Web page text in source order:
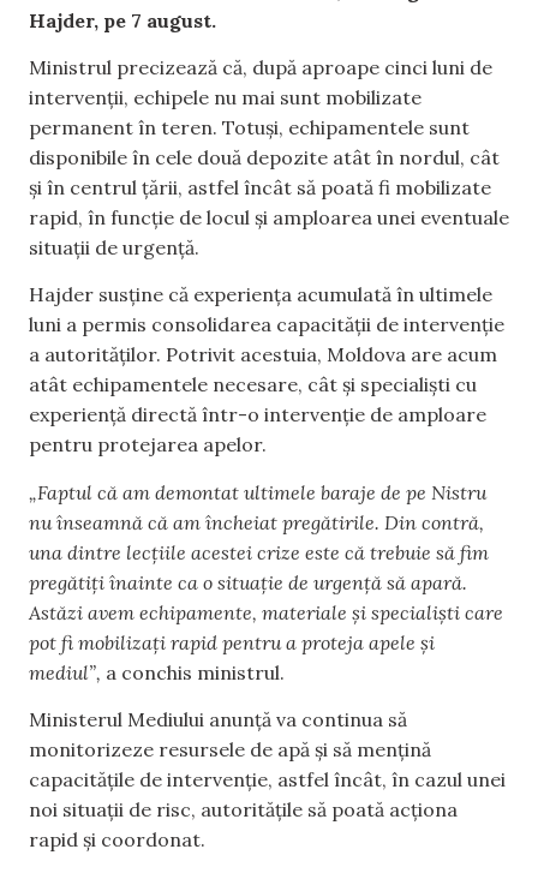
Hajder, pe 7 august.
Ministrul precizează că, după aproape cinci luni de
intervenții, echipele nu mai sunt mobilizate
permanent în teren. Totuși, echipamentele sunt
disponibile în cele două depozite atât în nordul, cât
și în centrul țării, astfel încât să poată fi mobilizate
rapid, în funcție de locul și amploarea unei eventuale
situații de urgență.
Hajder susține că experiența acumulată în ultimele
luni a permis consolidarea capacității de intervenție
a autorităților. Potrivit acestuia, Moldova are acum
atât echipamentele necesare, cât și specialiști cu
experiență directă într-o intervenție de amploare
pentru protejarea apelor.
„Faptul că am demontat ultimele baraje de pe Nistru
nu înseamnă că am încheiat pregătirile. Din contră,
una dintre lecțiile acestei crize este că trebuie să fim
pregătiți înainte ca o situație de urgență să apară.
Astăzi avem echipamente, materiale și specialiști care
pot fi mobilizați rapid pentru a proteja apele și
mediul”, a conchis ministrul.
Ministerul Mediului anunță va continua să
monitorizeze resursele de apă și să mențină
capacitățile de intervenție, astfel încât, în cazul unei
noi situații de risc, autoritățile să poată acționa
rapid și coordonat.